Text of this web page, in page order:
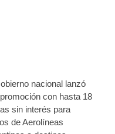
nacional lanzó
con hasta 18
sin interés para
de Aerolíneas